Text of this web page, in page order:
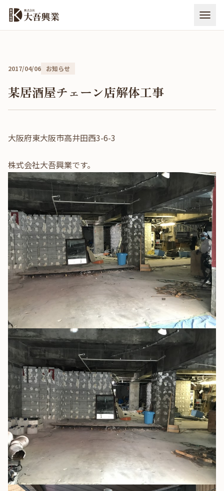
本文へ移動
メニ
2017/04/06 お知らせ
某居酒屋チェーン店解体工事
大阪府東大阪市高井田西3-6-3
株式会社大吾興業です。